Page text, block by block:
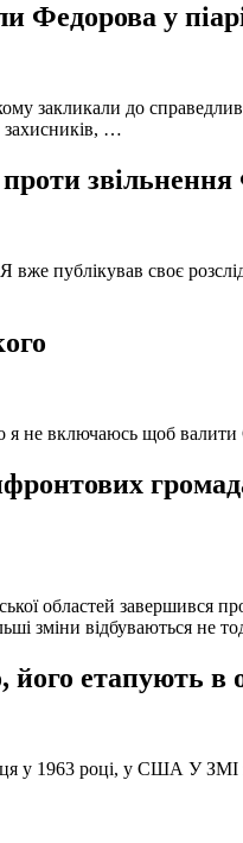
Федорова у
закликали до
захисників, …
публікував своє
я не включаюсь щоб
областей завершився
зміни відбуваються не
етапують в
у 1963 році, у США У ЗМІ